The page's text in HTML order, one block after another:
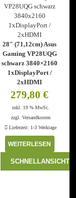
28″ (71,12cm) Asus
Gaming VP28UQG
schwarz 3840×2160
1xDisplayPort /
2xHDMI
279,80€
inkl. 19 % MwSt.
zzgl. Versandkosten
Lieferzeit: 1-3 Werktage
WEITERLESEN
SCHNELLANSICHT